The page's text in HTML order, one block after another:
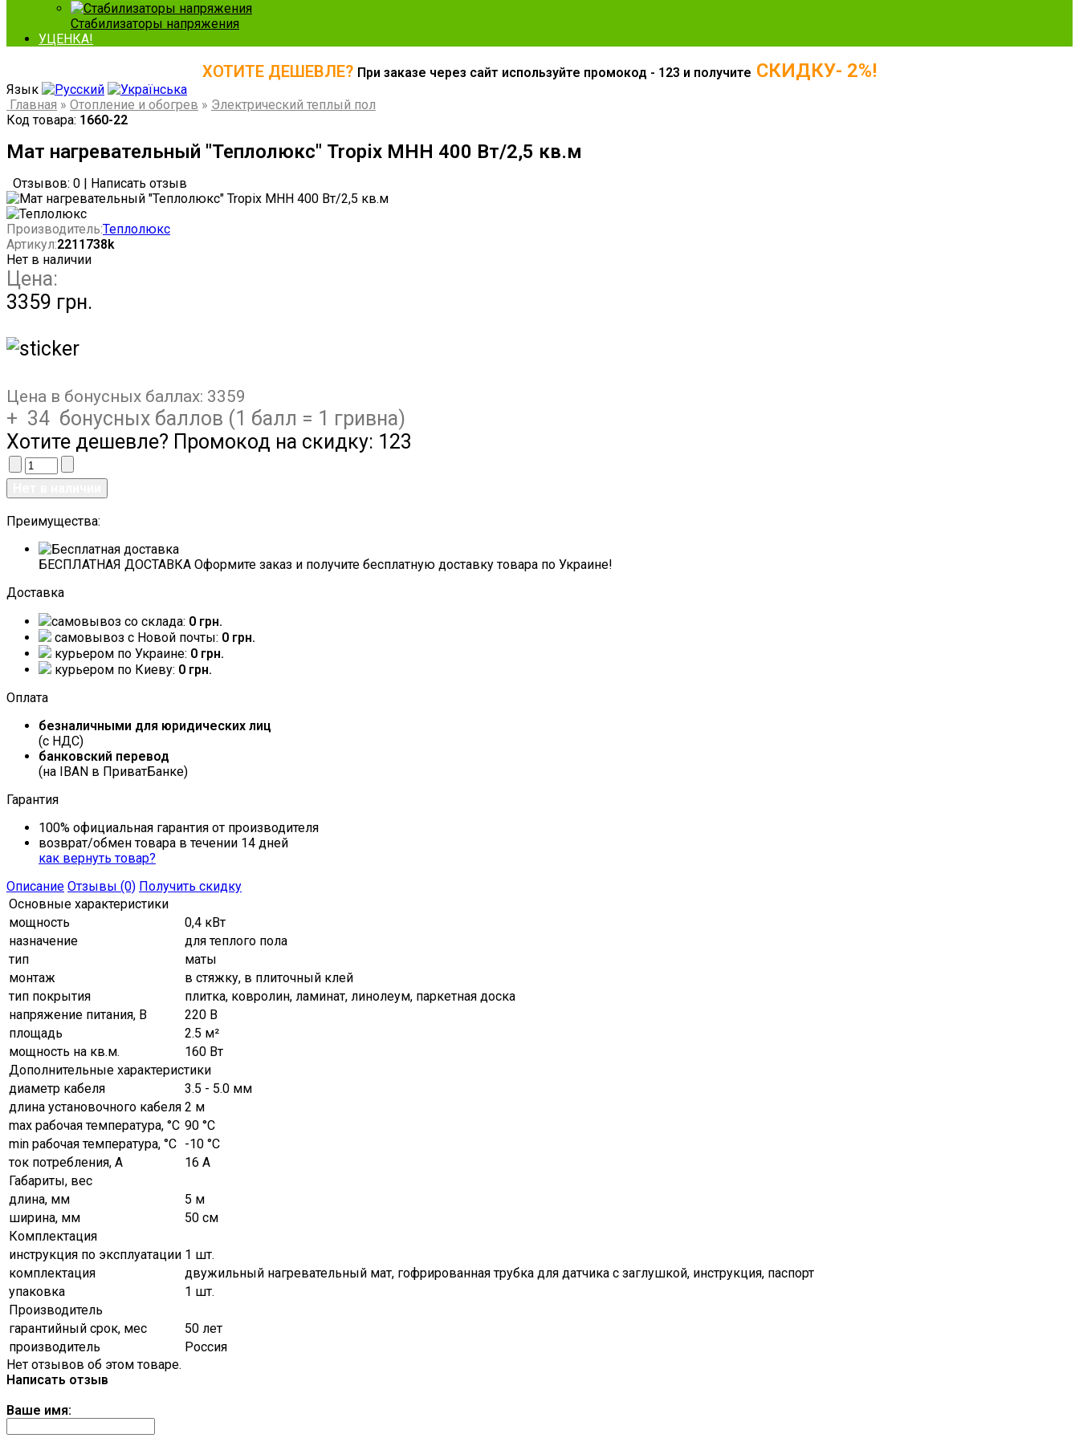
Стабилизаторы напряжения
УЦЕНКА!
ХОТИТЕ ДЕШЕВЛЕ? При заказе через сайт используйте промокод - 123 и получите СКИДКУ- 2%!
Язык
Главная » Отопление и обогрев » Электрический теплый пол
Код товара: 1660-22
Мат нагревательный "Теплолюкс" Tropix МНН 400 Вт/2,5 кв.м
Отзывов: 0 Написать отзыв
Производитель:Теплолюкс
Артикул:2211738k
Нет в наличии
Цена:
3359 грн.
Цена в бонусных баллах: 3359
+ 34 бонусных баллов (1 балл = 1 гривна)
Хотите дешевле? Промокод на скидку: 123
Преимущества:
БЕСПЛАТНАЯ ДОСТАВКА Оформите заказ и получите бесплатную доставку товара по Украине!
Доставка
самовывоз со склада: 0 грн.
самовывоз c Новой почты: 0 грн.
курьером по Украине: 0 грн.
курьером по Киеву: 0 грн.
Оплата
безналичными для юридических лиц
(с НДС)
банковский перевод
(на IBAN в ПриватБанке)
Гарантия
100% официальная гарантия от производителя
возврат/обмен товара в течении 14 дней
как вернуть товар?
Описание Отзывы (0) Получить скидку
Основные характеристики
мощность
0,4 кВт
назначение
для теплого пола
тип
маты
монтаж
в стяжку, в плиточный клей
тип покрытия
плитка, ковролин, ламинат, линолеум, паркетная доска
напряжение питания, В
220 В
площадь
2.5 м²
мощность на кв.м.
160 Вт
Дополнительные характеристики
диаметр кабеля
3.5 - 5.0 мм
длина установочного кабеля 2 м
max рабочая температура, °C 90 °C
min рабочая температура, °C -10 °C
ток потребления, А
16 А
Габариты, вес
длина, мм
5 м
ширина, мм
50 см
Комплектация
инструкция по эксплуатации 1 шт.
комплектация
двужильный нагревательный мат, гофрированная трубка для датчика с заглушкой, инструкция, паспорт
упаковка
1 шт.
Производитель
гарантийный срок, мес
50 лет
производитель
Россия
Нет отзывов об этом товаре.
Написать отзыв
Ваше имя: